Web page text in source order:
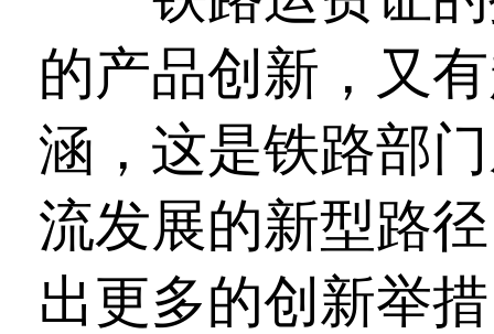
的产品创新，又
涵，这是铁路部
流发展的新型路
出更多的创新举